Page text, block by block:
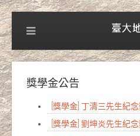
獎學金公告
[獎學金] 丁清三先生紀
[獎學金] 劉坤炎先生紀